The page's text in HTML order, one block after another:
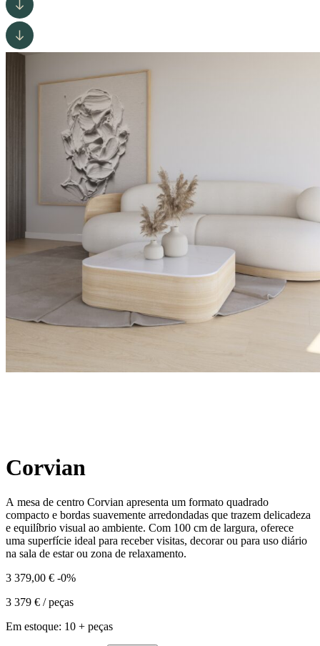
Corvian
A mesa de centro Corvian apresenta um formato quadrado
compacto e bordas suavemente arredondadas que trazem delicadeza
e equilíbrio visual ao ambiente. Com 100 cm de largura, oferece
uma superfície ideal para receber visitas, decorar ou para uso diário
na sala de estar ou zona de relaxamento.
3 379,00 € -0%
3 379 € / peças
Em estoque: 10 + peças